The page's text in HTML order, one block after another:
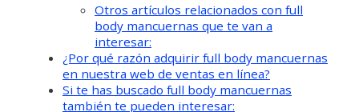
Otros artículos relacionados con full
body mancuernas que te van a
interesar:
¿Por qué razón adquirir full body mancuernas
en nuestra web de ventas en línea?
Si te has buscado full body mancuernas
también te pueden interesar: